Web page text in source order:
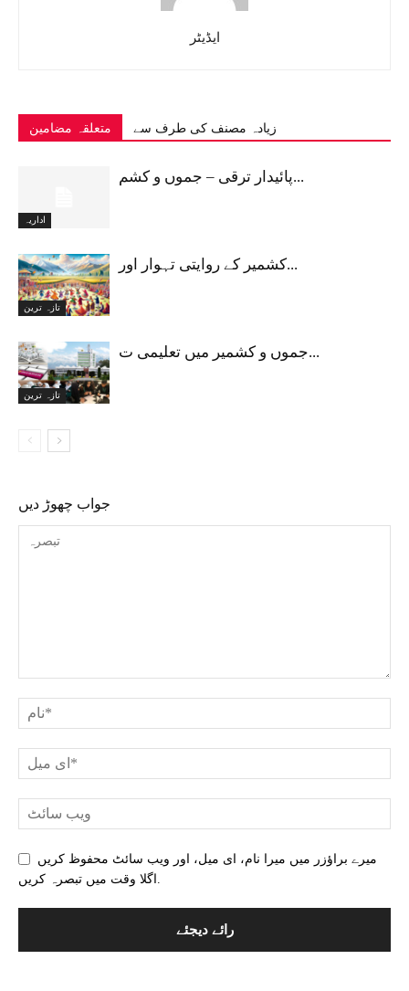
ایڈیٹر
متعلقہ مضامین زیادہ مصنف کی طرف سے
اداریہ
پائیدار ترقی – جموں و کشم...
تازہ ترین
کشمیر کے روایتی تہوار اور...
تازہ ترین
جموں و کشمیر میں تعلیمی ت...
جواب چھوڑ دیں
میرے براؤزر میں میرا نام، ای میل، اور ویب سائٹ محفوظ کریں
اگلا وقت میں تبصرہ کریں.